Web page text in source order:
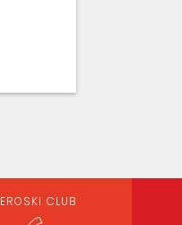
EROSKI CLUB